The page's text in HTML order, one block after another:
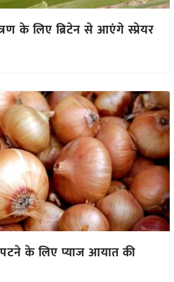
के लिए ब्रिटेन से आएंगे स्प्रेयर
के लिए प्याज आयात की